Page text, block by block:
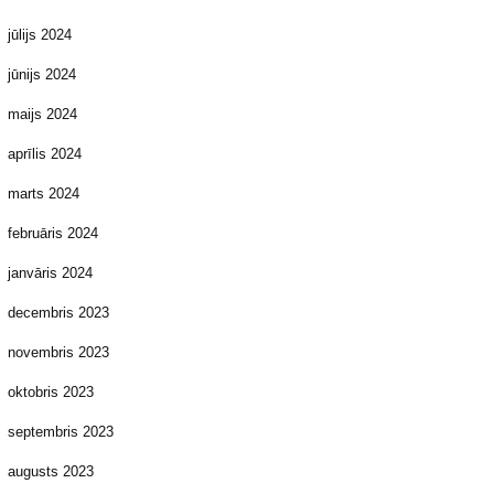
jūlijs 2024
jūnijs 2024
maijs 2024
aprīlis 2024
marts 2024
februāris 2024
janvāris 2024
decembris 2023
novembris 2023
oktobris 2023
septembris 2023
augusts 2023